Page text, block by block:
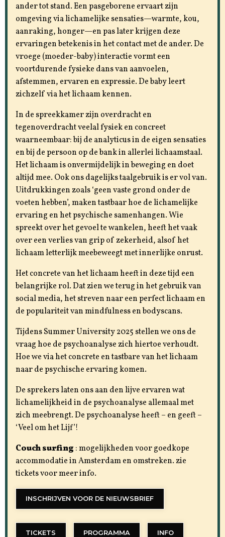
ander tot stand. Een pasgeborene ervaart zijn
omgeving via lichamelijke sensaties—warmte, kou,
aanraking, honger—en pas later krijgen deze
ervaringen betekenis in het contact met de ander. De
vroege (moeder-baby) interactie vormt een
voortdurende fysieke dans van aanvoelen,
afstemmen, ervaren en expressie. De baby leert
zichzelf via het lichaam kennen.
In de spreekkamer zijn overdracht en
tegenoverdracht veelal fysiek en concreet
waarneembaar: bij de analyticus in de eigen sensaties
en bij de persoon op de bank in allerlei lichaamstaal.
Het lichaam is onvermijdelijk in beweging en doet
altijd mee. Ook ons dagelijks taalgebruik is er vol van.
Uitdrukkingen zoals ‘geen vaste grond onder de
voeten hebben’, maken tastbaar hoe de lichamelijke
ervaring en het psychische samenhangen. Wie
spreekt over het gevoel te wankelen, heeft het vaak
over een verlies van grip of zekerheid, alsof het
lichaam letterlijk meebeweegt met innerlijke onrust.
Het concrete van het lichaam heeft in deze tijd een
belangrijke rol. Dat zien we terug in het gebruik van
social media, het streven naar een perfect lichaam en
de populariteit van mindfulness en bodyscans.
Tijdens Summer University 2025 stellen we ons de
vraag hoe de psychoanalyse zich hiertoe verhoudt.
Hoe we via het concrete en tastbare van het lichaam
naar de psychische ervaring komen.
De sprekers laten ons aan den lijve ervaren wat
lichamelijkheid in de psychoanalyse allemaal met
zich meebrengt. De psychoanalyse heeft – en geeft –
‘Veel om het Lijf’!
Couch surfing: mogelijkheden voor goedkope
accommodatie in Amsterdam en omstreken. zie
tickets voor meer info.
INSCHRIJVEN VOOR DE NIEUWSBRIEF
TICKETS PROGRAMMA INFO